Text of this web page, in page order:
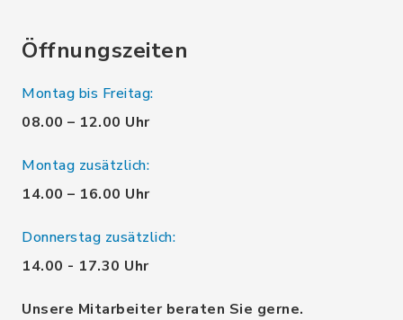
Öffnungszeiten
Montag bis Freitag:
08.00 – 12.00 Uhr
Montag zusätzlich:
14.00 – 16.00 Uhr
Donnerstag zusätzlich:
14.00 - 17.30 Uhr
Unsere Mitarbeiter beraten Sie gerne.